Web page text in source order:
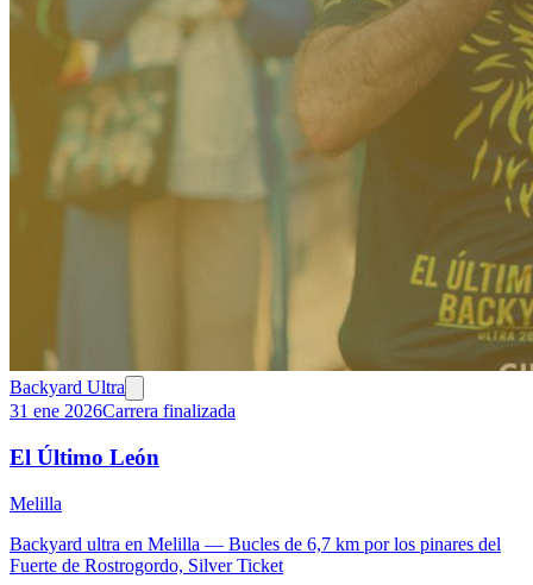
Backyard Ultra
31 ene 2026Carrera finalizada
El Último León
Melilla
Backyard ultra en Melilla — Bucles de 6,7 km por los pinares del
Fuerte de Rostrogordo, Silver Ticket